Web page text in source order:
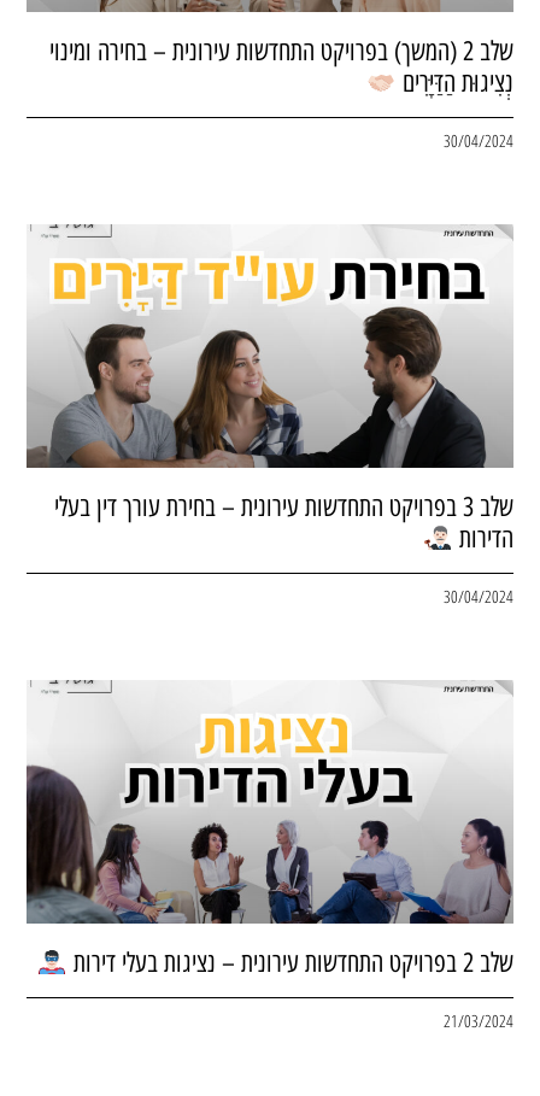
שלב 2 (המשך) בפרויקט התחדשות עירונית – בחירה ומינוי
נְצִיגוּת הַדַּיָּרִים
30/04/2024
שלב 3 בפרויקט התחדשות עירונית – בחירת עורך דין בעלי
הדירות
30/04/2024
שלב 2 בפרויקט התחדשות עירונית – נציגות בעלי דירות
21/03/2024